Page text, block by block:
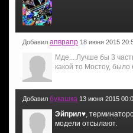
Добавил апврапр 18 июня 2015
Мде... Лучше бы 3
какой то Мостоу, было
Добавил букашка 13 июня 2015
Эйприл♥ ,
модели отсылают.